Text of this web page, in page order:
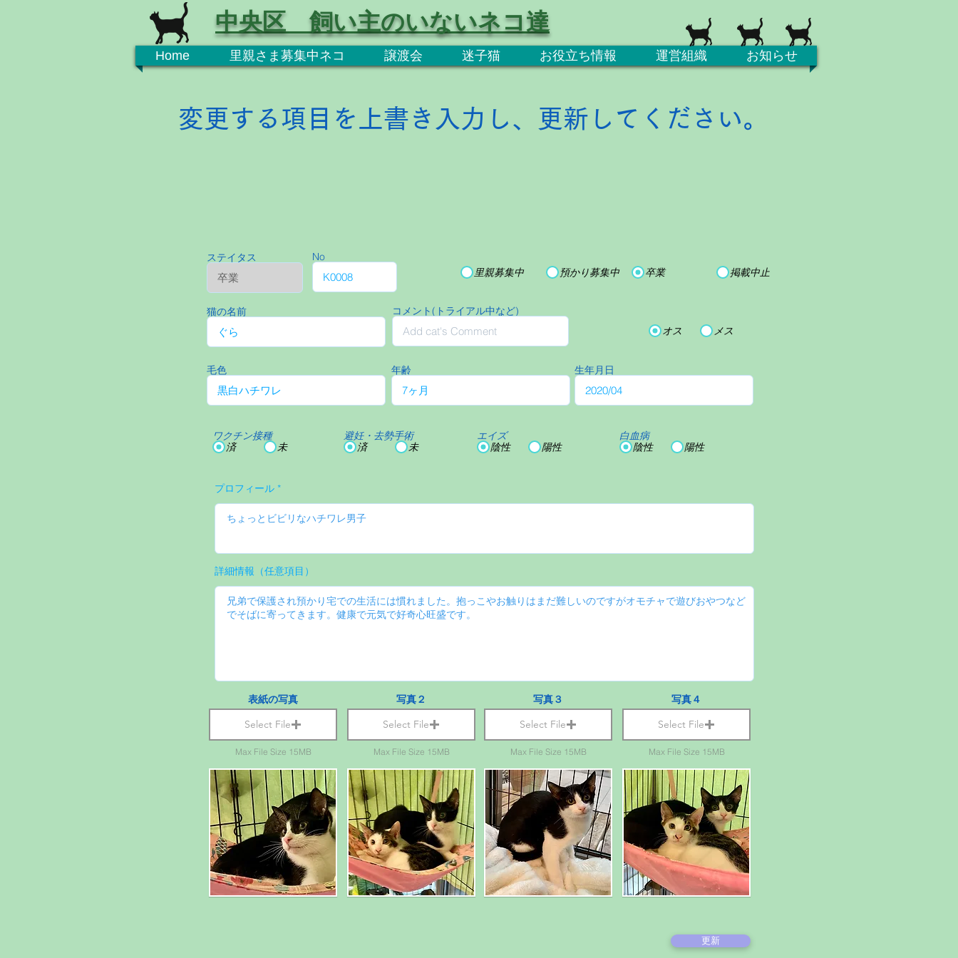
Home 里親さま募集中ネコ 譲渡会 迷子猫 お役立ち情報 運営組織 お知らせ
中央区 飼い主のいないネコ達
変更する項目を上書き入力し、更新してください。
ステイタス No
里親募集中 預かり募集中 卒業 掲載中止
猫の名前 コメント(トライアル中など)
オス メス
毛色 年齢 生年月日
ワクチン接種
済
未
避妊・去勢手術
済
未
エイズ
陰性
陽性
白血病
陰性
陽性
プロフィール
詳細情報（任意項目）
表紙の写真
Select File
Max File Size 15MB
写真２
Select File
Max File Size 15MB
写真３
Select File
Max File Size 15MB
写真４
Select File
Max File Size 15MB
更新